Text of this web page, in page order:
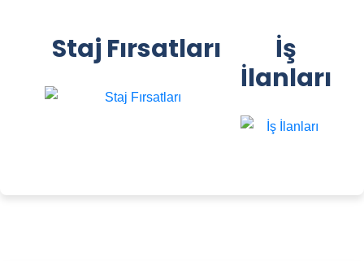
Staj Fırsatları
İş
İlanları